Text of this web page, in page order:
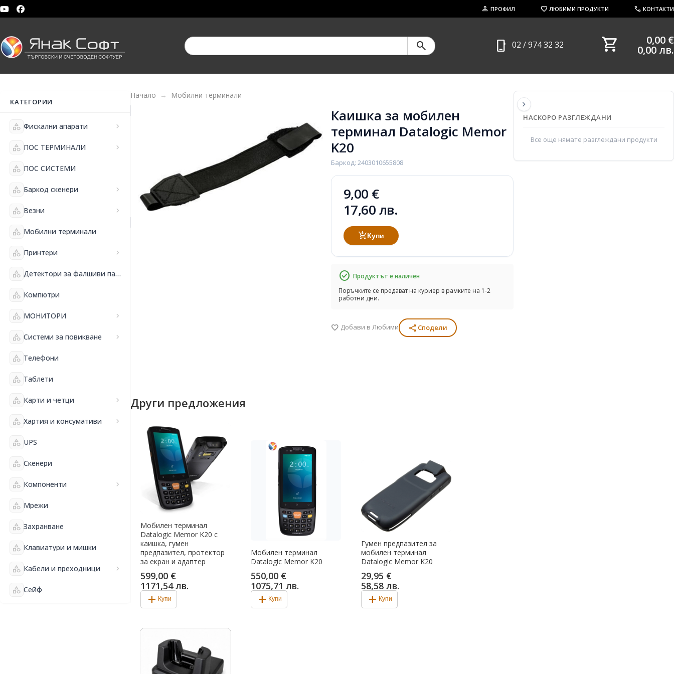
person ПРОФИЛ favorite ЛЮБИМИ ПРОДУКТИ call КОНТАКТИ
search phone_iphone 02 / 974 32 32 shopping_cart 0,00 €
0,00 лв.
КАТЕГОРИИ
category Фискални апарати chevron_right
category ПОС ТЕРМИНАЛИ chevron_right
category ПОС СИСТЕМИ
category Баркод скенери chevron_right
category Везни chevron_right
category Мобилни терминали
category Принтери chevron_right
category Детектори за фалшиви пари и банкнотоброячни машини
category Компютри
category МОНИТОРИ chevron_right
category Системи за повикване chevron_right
category Телефони
category Таблети
category Карти и четци chevron_right
category Хартия и консумативи chevron_right
category UPS
category Скенери
category Компоненти chevron_right
category Мрежи
category Захранване
category Клавиатури и мишки
category Кабели и преходници chevron_right
category Сейф
Начало Мобилни терминали
Каишка за мобилен
терминал Datalogic Memor
K20
Баркод: 2403010655808
9,00 €
17,60 лв.
add_shopping_cartКупи
check_circle Продуктът е наличен
Поръчките се предават на куриер в рамките на 1-2
работни дни.
favorite Добави в Любими share Сподели
Други предложения
Мобилен терминал
Datalogic Memor K20 с
каишка, гумен
предпазител, протектор
за екран и адаптeр
599,00 €
1171,54 лв.
add Купи
Мобилен терминал
Datalogic Memor K20
550,00 €
1075,71 лв.
add Купи
Гумен предпазител за
мобилен терминал
Datalogic Memor K20
29,95 €
58,58 лв.
add Купи
chevron_right
НАСКОРО РАЗГЛЕЖДАНИ
Все още нямате разглеждани продукти